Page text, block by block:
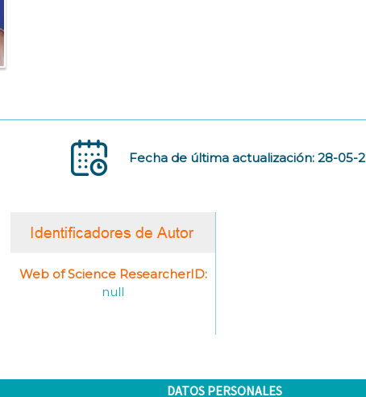
Fecha de última actualización: 28-05-
Web of Science ResearcherID:
null
DATOS PERSONALES